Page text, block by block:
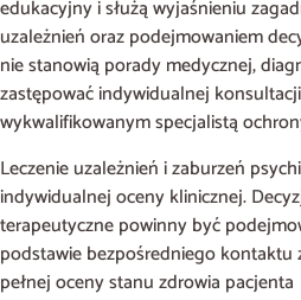
edukacyjny i służą wyjaśnieniu
uzależnień oraz podejmowaniem
nie stanowią porady medycznej,
zastępować indywidualnej
wykwalifikowanym specjalistą
Leczenie uzależnień i zaburzeń
indywidualnej oceny klinicznej.
terapeutyczne powinny być
podstawie bezpośredniego kontaktu
pełnej oceny stanu zdrowia pacjenta